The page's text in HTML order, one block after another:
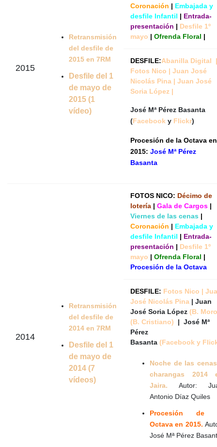
2015
Retransmisión
del desfile de
2015 en 7RM
Desfile del 1
de mayo de
2015 (1
vídeo)
Coronación | Embajada y
desfile Infantil | Entrada-
presentación | Desfile 1º
mayo | Ofrenda Floral |
DESFILE:Abanilla Digital
|
Fotos Nico | Juan José
Nicolás Pina | Juan José
Soria López |
José Mª Pérez Basanta
(Facebook y Flickr)
Procesión de la Octava en
2015: José Mª Pérez
Basanta
2014
Retransmisión
del desfile de
2014 en 7RM
Desfile del 1
de mayo de
2014 (7
vídeos)
FOTOS NICO: Décimo de
lotería | Gala de Cargos |
Viernes de las cenas |
Coronación | Embajada y
desfile Infantil | Entrada-
presentación | Desfile 1º
mayo | Ofrenda Floral |
Procesión de la Octava
DESFILE: Fotos Nico |
José Nicolás Pina | Juan
José Soria López (B. Moro
(B. Cristiano) | José Mª
Pérez
Basanta (Facebook y
Noche de las
charangas 2014
Jaira. Autor:
Antonio Díaz Quiles
Procesión de
Octava en 2015.
José Mª Pérez